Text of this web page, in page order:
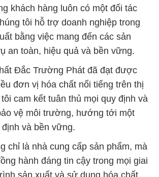
khách hàng luôn có một đối tác
tôi hỗ trợ doanh nghiệp trong
bằng việc mang đến các sản
an toàn, hiệu quả và bền vững.
Đắc Trường Phát đã đạt được
đơn vị hóa chất nổi tiếng trên thị
cam kết tuân thủ mọi quy định và
vệ môi trường, hướng tới một
và bền vững.
chỉ là nhà cung cấp sản phẩm, mà
hành đáng tin cậy trong mọi giai